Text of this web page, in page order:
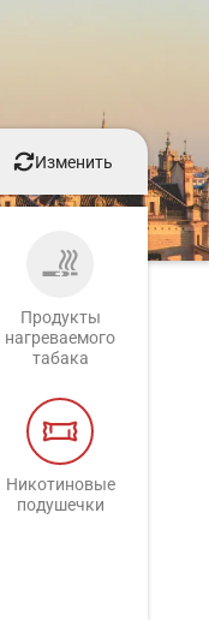
Изменить
Продукты
нагреваемого
табака
Никотиновые
подушечки